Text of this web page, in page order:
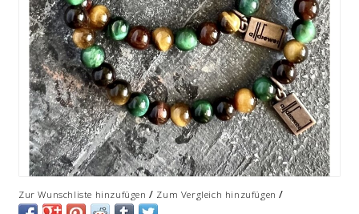
Zur Wunschliste hinzufügen / Zum Vergleich hinzufügen /